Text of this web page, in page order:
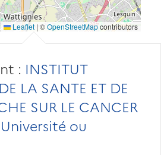
Leaflet | ©OpenStreetMapcontributors
: INSTITUT
LA SANTE ET DE
SUR LE CANCER
Université ou